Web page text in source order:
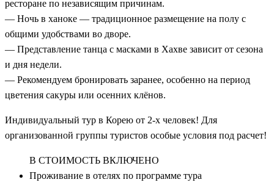
ресторане по независящим причинам.
— Ночь в ханоке — традиционное размещение на полу с
общими удобствами во дворе.
— Представление танца с масками в Хахве зависит от сезона
и дня недели.
— Рекомендуем бронировать заранее, особенно на период
цветения сакуры или осенних клёнов.
Индивидуальный тур в Корею от 2-х человек! Для
организованной группы туристов особые условия под расчет!
В СТОИМОСТЬ ВКЛЮЧЕНО
Проживание в отелях по программе тура